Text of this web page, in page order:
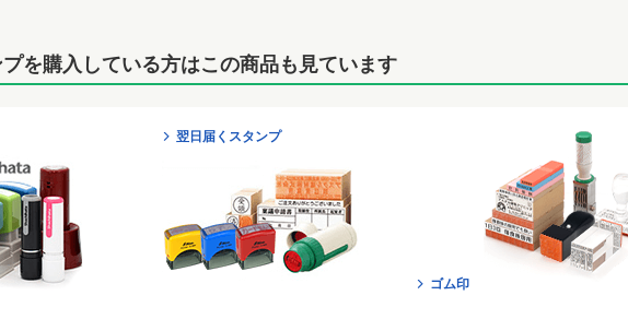
を購入している方はこの商品も見ています
翌日届くスタンプ
ゴム印